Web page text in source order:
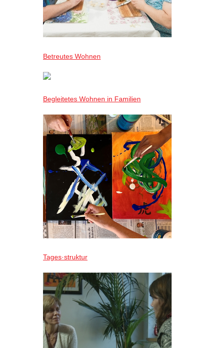
Betreutes Wohnen
Begleitetes Wohnen in Familien
Tages·struktur